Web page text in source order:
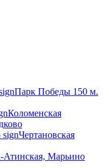
Парк Победы 150 м.
Коломенская
Чертановская
Атинская, Марьино